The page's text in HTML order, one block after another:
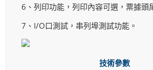
6、列印功能，列印內容可選，票據頭
7、I/O口測試，串列埠測試功能。
技術參數